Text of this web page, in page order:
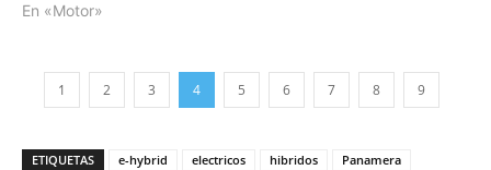
En «Motor»
1 2 3 4 5 6 7 8 9
ETIQUETAS e-hybrid electricos hibridos
Panamera